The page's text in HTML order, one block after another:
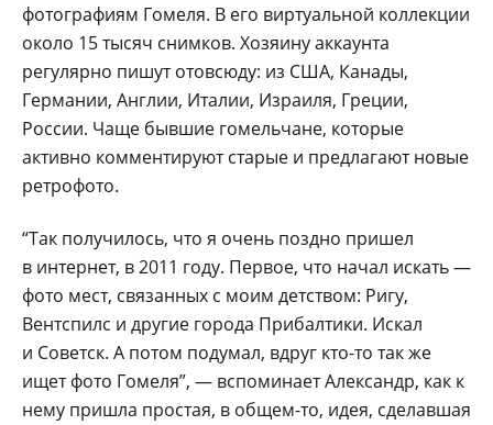
фотографиям Гомеля. В его виртуальной коллекции
около 15 тысяч снимков. Хозяину аккаунта
регулярно пишут отовсюду: из США, Канады,
Германии, Англии, Италии, Израиля, Греции,
России. Чаще бывшие гомельчане, которые
активно комментируют старые и предлагают новые
ретрофото.
“Так получилось, что я очень поздно пришел
в интернет, в 2011 году. Первое, что начал искать —
фото мест, связанных с моим детством: Ригу,
Вентспилс и другие города Прибалтики. Искал
и Советск. А потом подумал, вдруг кто-то так же
ищет фото Гомеля”, — вспоминает Александр, как к
нему пришла простая, в общем-то, идея, сделавшая